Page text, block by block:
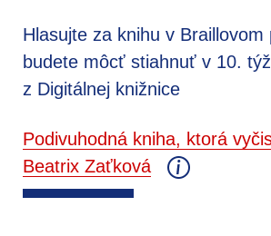
Hlasujte za knihu v
budete môcť stiahnuť v 10.
z Digitálnej knižnice
Podivuhodná kniha, ktorá
Beatrix Zaťková